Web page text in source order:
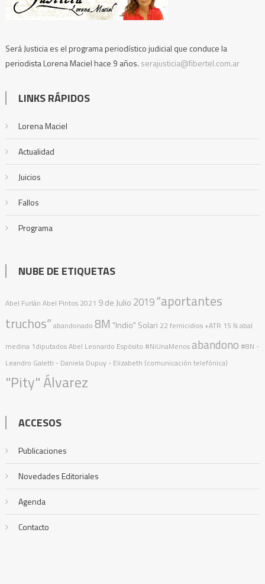
Será Justicia es el programa periodístico judicial que conduce la
periodista Lorena Maciel hace 9 años. serajusticia@fibertel.com.ar
LINKS RÁPIDOS
Lorena Maciel
Actualidad
Juicios
Fallos
Programa
NUBE DE ETIQUETAS
Abel Furlán Abel Pintos 2021 9 de Julio 2019“aportantes
truchos” abandonado 8M "Indio" Solari 22 femicidios +ATR 15 N abal
medina 1diputadosAbel Leonardo Espósito #NiUnaMenosabandono #8N -
Leandro Galetti - Daniela Dupuy - Elizabeth (comunicación telefónica)
"Pity" Álvarez
ACCESOS
Publicaciones
Novedades Editoriales
Agenda
Contacto